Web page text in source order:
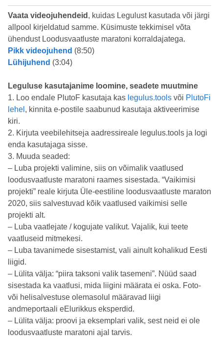
Vaata videojuhendeid , kuidas Legulust kasutada või järgi
allpool kirjeldatud samme. Küsimuste tekkimisel võta
ühendust Loodusvaatluste maratoni korraldajatega.
Pikk videojuhend (8:50)
Lühijuhend (3:04)
Leguluse kasutajanime loomine, seadete muutmine
1. Loo endale PlutoF kasutaja kas legulus.tools või PlutoFi
lehel , kinnita e-postile saabunud kasutaja aktiveerimise
kiri.
2. Kirjuta veebilehitseja aadressireale legulus.tools ja logi
enda kasutajaga sisse.
3. Muuda seaded:
– Luba projekti valimine, siis on võimalik vaatlused
loodusvaatluste maratoni raames sisestada. “Vaikimisi
projekti” reale kirjuta Üle-eestiline loodusvaatluste maraton
2020, siis salvestuvad kõik vaatlused vaikimisi selle
projekti alt.
– Luba vaatlejate / kogujate valikut. Vajalik, kui teete
vaatluseid mitmekesi.
– Luba tavanimede sisestamist, vali ainult kohalikud Eesti
liigid.
– Lülita välja: “piira taksoni valik tasemeni”. Nüüd saad
sisestada ka vaatlusi, mida liigini määrata ei oska. Foto-
või helisalvestuse olemasolul määravad liigi
andmeportaali eElurikkus eksperdid.
– Lülita välja: proovi ja eksemplari valik, sest neid ei ole
loodusvaatluste maratoni ajal tarvis.